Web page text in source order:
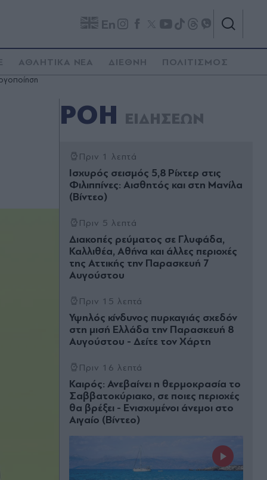
En
ΑΘΛΗΤΙΚΑ ΝΕΑ ΔΙΕΘΝΗ ΠΟΛΙΤΙΣΜΟΣ
ΡΟΗ ΕΙΔΗΣΕΩΝ
Πριν 1 λεπτά
Ισχυρός σεισμός 5,8 Ρίχτερ στις
Φιλιππίνες: Αισθητός και στη Μανίλα
(Βίντεο)
Πριν 5 λεπτά
Διακοπές ρεύματος σε Γλυφάδα,
Καλλιθέα, Αθήνα και άλλες περιοχές
της Αττικής την Παρασκευή 7
Αυγούστου
Πριν 15 λεπτά
Υψηλός κίνδυνος πυρκαγιάς σχεδόν
στη μισή Ελλάδα την Παρασκευή 8
Αυγούστου - Δείτε τον Χάρτη
Πριν 16 λεπτά
Καιρός: Ανεβαίνει η θερμοκρασία το
Σαββατοκύριακο, σε ποιες περιοχές
θα βρέξει - Ενισχυμένοι άνεμοι στο
Αιγαίο (Βίντεο)